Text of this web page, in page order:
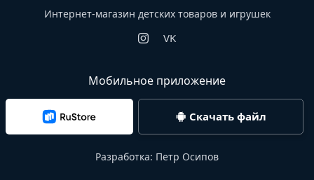
Интернет-магазин детских товаров и игрушек
VK
Мобильное приложение
Скачать файл
Разработка: Петр Осипов